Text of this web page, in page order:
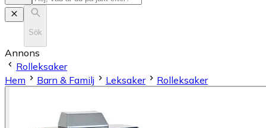
Sök
Annons
Rolleksaker
Hem
Barn & Familj Leksaker Rolleksaker